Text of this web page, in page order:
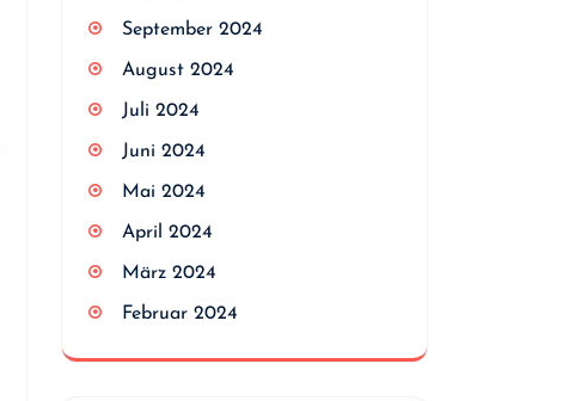
September 2024
August 2024
Juli 2024
Juni 2024
Mai 2024
April 2024
März 2024
Februar 2024